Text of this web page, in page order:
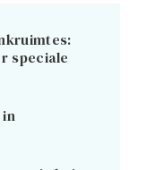
speciale